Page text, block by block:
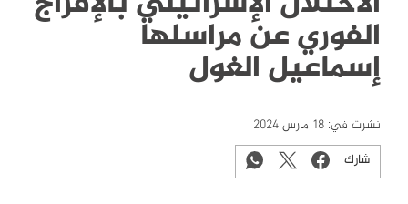
الفوري عن مراسلها
إسماعيل الغول
نشرت في: 18 مارس 2024
شارك